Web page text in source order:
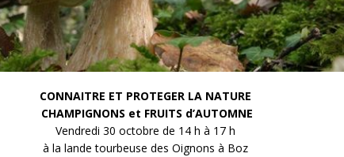
CONNAITRE ET PROTEGER LA NATURE
CHAMPIGNONS et FRUITS d’AUTOMNE
Vendredi 30 octobre de 14 h à 17 h
à la lande tourbeuse des Oignons à Boz